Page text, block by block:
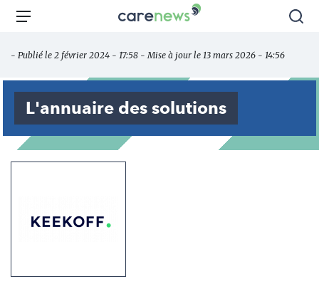
Aller
principal
Carenews,
des
acteurs
l'engagement
Menu
- Publié le 2 février 2024 - 17:58 - Mise à jour le 13 mars 2026 - 14:56
L'annuaire des solutions